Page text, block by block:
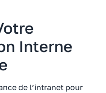
Interne
de l’intranet pour